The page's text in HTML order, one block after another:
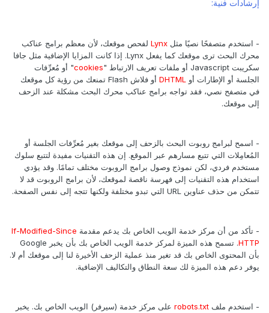
إرشادات فنية:
- استخدم متصفحًا نصيًا مثل Lynxلفحص موقعك، لأن معظم برامج عناكب
محرك البحث ترى موقعك كما يفعل Lynx. إذا كانت المزايا الإضافية مثل جافا
سكريبت Javascript أو ملفات تعريف الارتباط "
cookies" أو مُعرِّفات
الجلسة أو الإطارات أو DHTML
أو فلاش Flash تمنعك من رؤية كل موقعك
في متصفح نصي، فقد تواجه برامج عناكب محرك البحث مشكلة عند الزحف
إلى موقعك.
- اسمح لبرامج روبوت البحث بالزحف إلى موقعك بغير مُعرِّفات الجلسة أو
المُعامِلات التي تتبع مسارهم عبر الموقع. إن هذه التقنيات مفيدة لتتبع سلوك
مستخدم فردي، لكن نموذج وصول برامج الروبوت مختلف تمامًا. وقد يؤدي
استخدام هذه التقنيات إلى فهرسة ناقصة لموقعك، لأن برامج الروبوت قد لا
تتمكن من حذف عناوين URL التي تبدو مختلفة ولكنها تتجه إلى نفس الصفحة.
- تأكد من أن مركز خدمة الويب الخاص بك يدعم مقدمة If-Modified-Since
HTTP
. تسمح هذه الميزة لمركز خدمة الويب الخاص بك بأن يخبر Google
بأن المحتوى الخاص بك قد تغير منذ عملية الزحف الأخيرة لنا إلى موقعك أم لا.
يوفر دعم هذه الميزة لك سعة النطاق والتكاليف الإضافية.
- استخدم ملف robots.txtعلى مركز خدمة (سيرفر) الويب الخاص بك. يخبر